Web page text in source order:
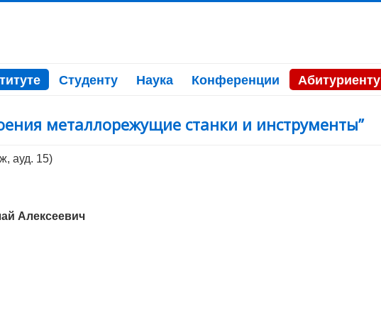
Студенту Наука Конференции Абитуриенту
металлорежущие станки и инструменты”
ауд. 15)
Николай Алексеевич